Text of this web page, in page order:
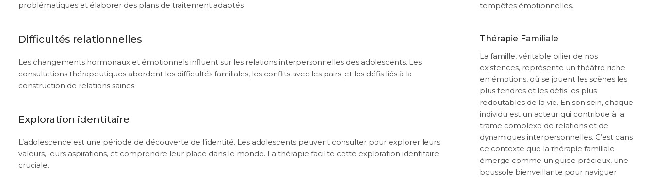
problématiques et élaborer des plans de traitement adaptés.
Difficultés relationnelles
Les changements hormonaux et émotionnels influent sur les relations interpersonnelles des adolescents. Les
consultations thérapeutiques abordent les difficultés familiales, les conflits avec les pairs, et les défis liés à la
construction de relations saines.
Exploration identitaire
L’adolescence est une période de découverte de l’identité. Les adolescents peuvent consulter pour explorer leurs
valeurs, leurs aspirations, et comprendre leur place dans le monde. La thérapie facilite cette exploration identitaire
cruciale.
tempêtes émotionnelles.
Thérapie Familiale
La famille, véritable pilier de nos
existences, représente un théâtre riche
en émotions, où se jouent les scènes les
plus tendres et les défis les plus
redoutables de la vie. En son sein, chaque
individu est un acteur qui contribue à la
trame complexe de relations et de
dynamiques interpersonnelles. C’est dans
ce contexte que la thérapie familiale
émerge comme un guide précieux, une
boussole bienveillante pour naviguer